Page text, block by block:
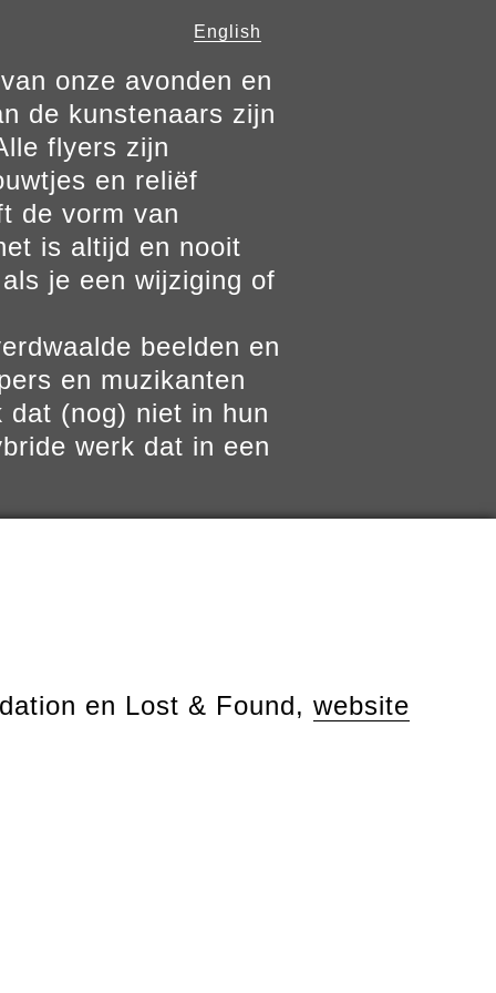
English
onze avonden en
de kunstenaars zijn
flyers zijn
en reliëf
de vorm van
is altijd en nooit
je een wijziging of
beelden en
en muzikanten
dat (nog) niet in hun
werk dat in een
en Lost & Found, website